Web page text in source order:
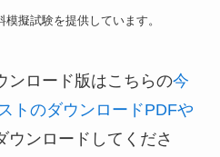
模擬試験を提供しています。
ンロード版はこちらの今
トのダウンロードPDFや
ウンロードしてくださ